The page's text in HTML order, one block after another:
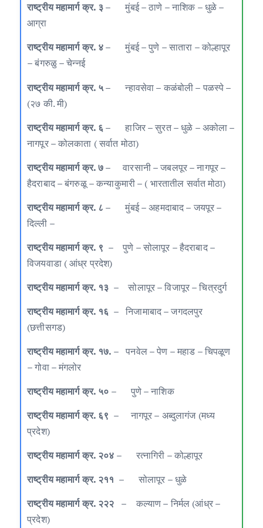
राष्ट्रीय महामार्ग क्र. ३– मुंबई – ठाणे – नाशिक – धुळे –
आग्रा
राष्ट्रीय महामार्ग क्र. ४ –मुंबई–पुणे – सातारा – कोल्हापूर
– बंगरुळु – चेन्नई
राष्ट्रीय महामार्ग क्र. ५ –न्हावसेवा – कळंबोली – पळस्पे –
(२७ की. मी)
राष्ट्रीय महामार्ग क्र. ६ –हाजिर – सुरत – धुळे – अकोला –
नागपूर – कोलकाता ( सर्वात मोठा)
राष्ट्रीय महामार्ग क्र. ७ –वारसानी – जबलपूर – नागपूर –
हैदराबाद – बंगरुळू – कन्याकुमारी – ( भारतातील सर्वात मोठा)
राष्ट्रीय महामार्ग क्र. ८ –मुंबई – अहमदाबाद – जयपूर –
दिल्ली –
राष्ट्रीय महामार्ग क्र. ९ –पुणे – सोलापूर – हैदराबाद –
विजयवाडा ( आंध्र प्रदेश)
राष्ट्रीय महामार्ग क्र. १३ –सोलापूर – विजापूर – चित्रदुर्ग
राष्ट्रीय महामार्ग क्र. १६ –निजामाबाद – जगदलपुर
(छत्तीसगड)
राष्ट्रीय महामार्ग क्र. १७. –पनवेल – पेण – महाड – चिपळूण
– गोवा – मंगलोर
राष्ट्रीय महामार्ग क्र. ५० – पुणे – नाशिक
राष्ट्रीय महामार्ग क्र. ६९ – नागपूर – अब्दुलागंज (मध्य
प्रदेश)
राष्ट्रीय महामार्ग क्र. २०४ – रत्नागिरी – कोल्हापूर
राष्ट्रीय महामार्ग क्र. २११ – सोलापूर – धुळे
राष्ट्रीय महामार्ग क्र. २२२ – कल्याण – निर्मल (आंध्र –
प्रदेश)